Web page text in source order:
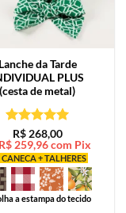
Lanche da Tarde
PLUS
(cesta de metal)
Avaliação5
de 5
R$268,00
R$ 259,96com Pix
CANECA + TALHERES
a estampa do tecido